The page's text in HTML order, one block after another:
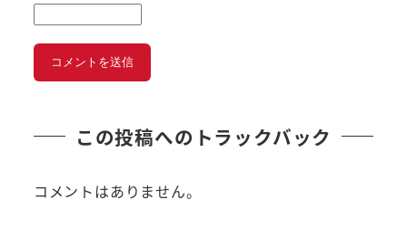
この投稿へのトラックバック
コメントはありません。